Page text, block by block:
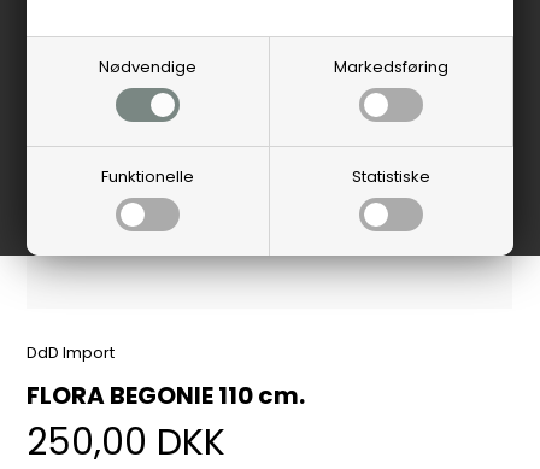
Nødvendige Markedsføring
Funktionelle Statistiske
DdD Import
FLORA BEGONIE 110 cm.
250,00 DKK